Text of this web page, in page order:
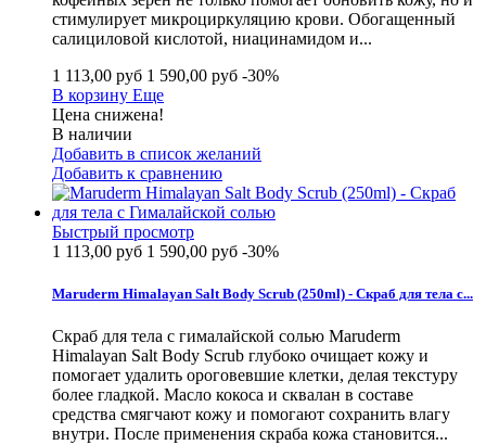
стимулирует микроциркуляцию крови. Обогащенный
салициловой кислотой, ниацинамидом и...
1 113,00 руб 1 590,00 руб -30%
В корзину Еще
Цена снижена!
В наличии
Добавить в список желаний
Добавить к сравнению
Быстрый просмотр
1 113,00 руб 1 590,00 руб -30%
Maruderm Himalayan Salt Body Scrub (250ml) - Скраб для тела с...
Скраб для тела с гималайской солью Maruderm
Himalayan Salt Body Scrub глубоко очищает кожу и
помогает удалить ороговевшие клетки, делая текстуру
более гладкой. Масло кокоса и сквалан в составе
средства смягчают кожу и помогают сохранить влагу
внутри. После применения скраба кожа становится...